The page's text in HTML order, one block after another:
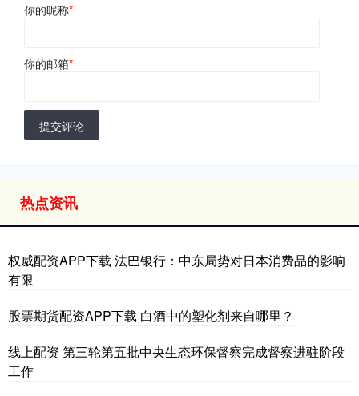
你的昵称*
你的邮箱*
提交评论
热点资讯
权威配资APP下载 法巴银行：中东局势对日本消费品的影响
有限
股票期货配资APP下载 白酒中的塑化剂来自哪里？
线上配资 第三轮第五批中央生态环保督察完成督察进驻阶段
工作